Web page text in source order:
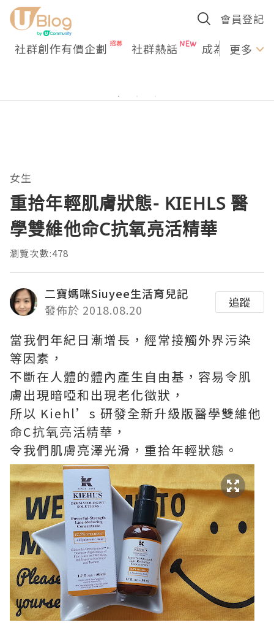
會員登記
社群創作有價企劃 社群熱話 成為U更多
女生
重拾年輕肌膚狀態- KIEHLS 醫
學雙維他命C抗氧亮活精華
瀏覽次數:478
二寶媽咪Siuyee生活育兒記
發佈於 2018.08.20
追蹤
當我們年紀日漸增長，經常接觸外界污染
等因素，
不斷在人體的體內產生自由基，容易令肌
膚出現暗啞和出現老化徵狀，
所以 Kiehl’s 研發全新升級版醫學雙維他
命C抗氧亮活精華，
令我們肌膚亮澤光滑，重拾年輕狀態。